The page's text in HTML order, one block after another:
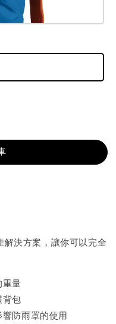
決方案，讓你可以完全
重量
背包
防雨罩的使用